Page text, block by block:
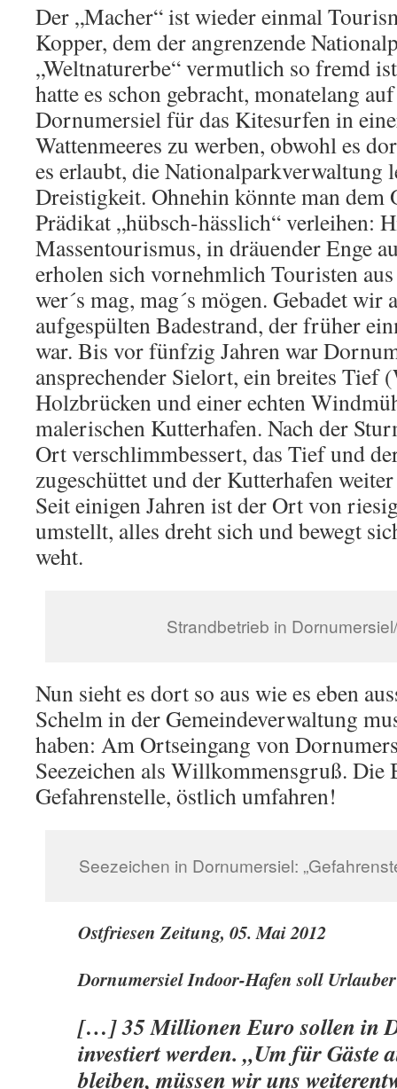
Der „Macher“ ist wieder einmal
Kopper, dem der angrenzende
„Weltnaturerbe“ vermutlich so fremd
hatte es schon gebracht, monatelang
Dornumersiel für das Kitesurfen in
Wattenmeeres zu werben, obwohl es
es erlaubt, die Nationalparkverwaltung
Dreistigkeit. Ohnehin könnte man dem
Prädikat „hübsch-hässlich“ verleihen:
Massentourismus, in dräuender Enge
erholen sich vornehmlich Touristen
wer´s mag, mag´s mögen. Gebadet wir
aufgespülten Badestrand, der früher
war. Bis vor fünfzig Jahren war
ansprechender Sielort, ein breites Tief
Holzbrücken und einer echten
malerischen Kutterhafen. Nach der
Ort verschlimmbessert, das Tief und
zugeschüttet und der Kutterhafen
Seit einigen Jahren ist der Ort von
umstellt, alles dreht sich und bewegt
weht.
Strandbetrieb in
Nun sieht es dort so aus wie es eben
Schelm in der Gemeindeverwaltung
haben: Am Ortseingang von
Seezeichen als Willkommensgruß. Die
Gefahrenstelle, östlich umfahren!
Seezeichen in Dornumersiel:
Ostfriesen Zeitung, 05. Mai 2012
Dornumersiel Indoor-Hafen soll
[…] 35 Millionen Euro sollen in
investiert werden. „Um für Gäste
bleiben, müssen wir uns